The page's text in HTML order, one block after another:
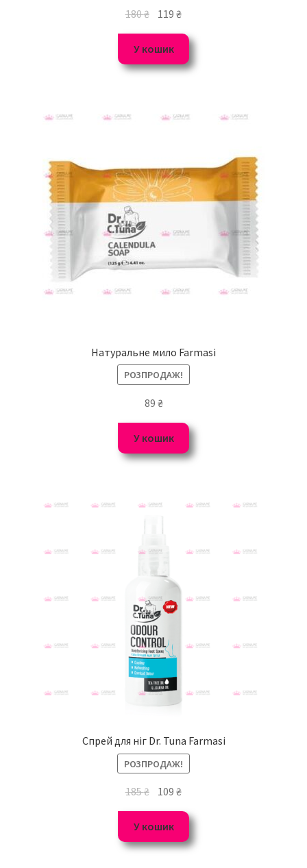
180₴ 119₴
У кошик
Натуральне мило Farmasi
РОЗПРОДАЖ!
89 ₴
У кошик
Спрей для ніг Dr. Tuna Farmasi
РОЗПРОДАЖ!
185₴ 109₴
У кошик